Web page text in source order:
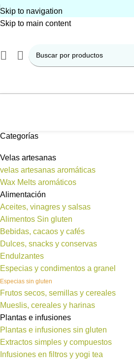
Skip to navigation
Skip to main content
Categorías
Velas artesanas
velas artesanas aromáticas
Wax Melts aromáticos
Alimentación
Aceites, vinagres y salsas
Alimentos Sin gluten
Bebidas, cacaos y cafés
Dulces, snacks y conservas
Endulzantes
Especias y condimentos a granel
Especias sin gluten
Frutos secos, semillas y cereales
Mueslis, cereales y harinas
Plantas e infusiones
Plantas e infusiones sin gluten
Extractos simples y compuestos
Infusiones en filtros y yogi tea